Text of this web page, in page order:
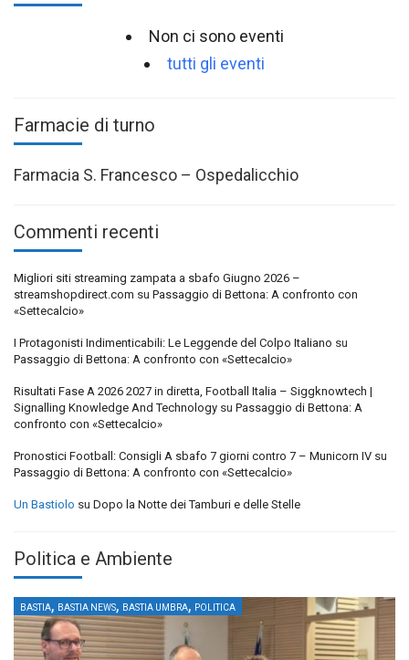
Non ci sono eventi
tutti gli eventi
Farmacie di turno
Farmacia S. Francesco – Ospedalicchio
Commenti recenti
Migliori siti streaming zampata a sbafo Giugno 2026 –
streamshopdirect.com su Passaggio di Bettona: A confronto con
«Settecalcio»
I Protagonisti Indimenticabili: Le Leggende del Colpo Italiano su
Passaggio di Bettona: A confronto con «Settecalcio»
Risultati Fase A 2026 2027 in diretta, Football Italia – Siggknowtech |
Signalling Knowledge And Technology su Passaggio di Bettona: A
confronto con «Settecalcio»
Pronostici Football: Consigli A sbafo 7 giorni contro 7 – Municorn IV su
Passaggio di Bettona: A confronto con «Settecalcio»
Un Bastiolo su Dopo la Notte dei Tamburi e delle Stelle
Politica e Ambiente
BASTIA, BASTIA NEWS, BASTIA UMBRA, POLITICA